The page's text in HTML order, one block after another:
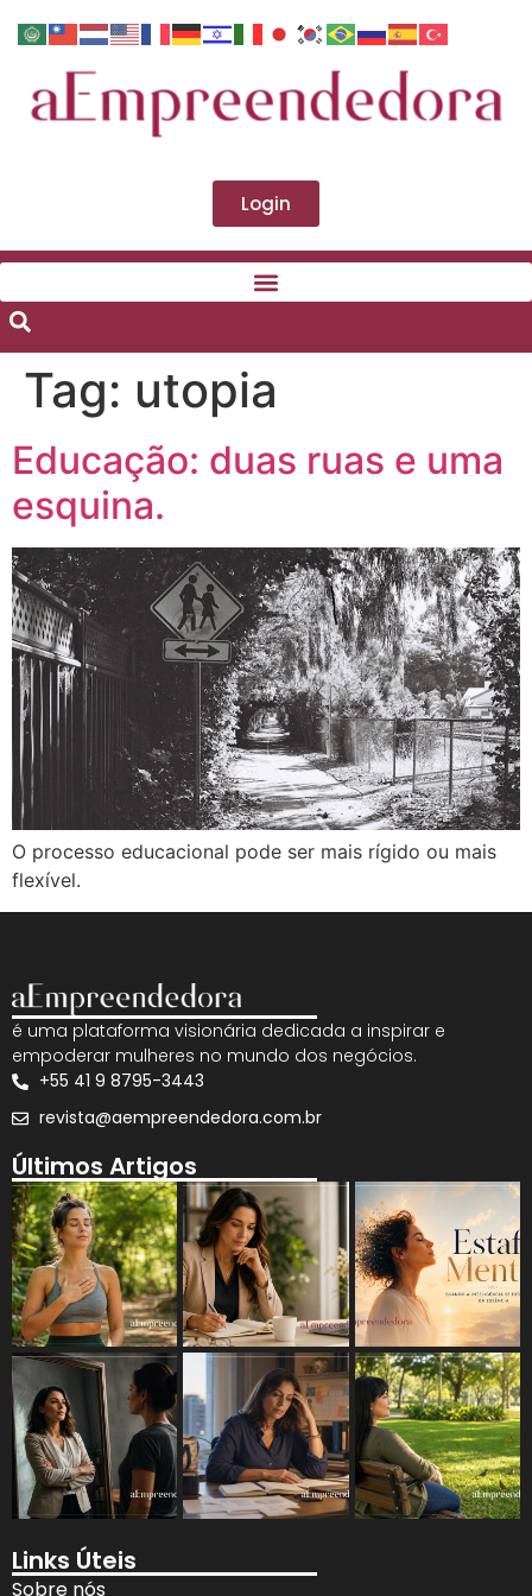
Login
Tag: utopia
Educação: duas ruas e uma
esquina.
O processo educacional pode ser mais rígido ou mais
flexível.
é uma plataforma visionária dedicada a inspirar e
empoderar mulheres no mundo dos negócios.
+55 41 9 8795-3443
revista@aempreendedora.com.br
Últimos Artigos
Links Úteis
Sobre nós